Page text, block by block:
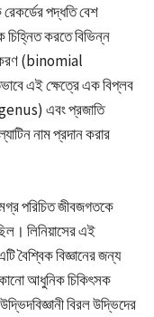
পদ্ধতি বেশ
চিহ্নিত করতে বিভিন্ন
(binomial
এই ক্ষেত্রে এক বিপ্লব
এবং প্রজাতি
নাম প্রদান করার
পরিচিত জীবজগতকে
লিনিয়াসের এই
বৈশ্বিক বিজ্ঞানের জন্য
আধুনিক চিকিৎসক
বিরল উদ্ভিদের